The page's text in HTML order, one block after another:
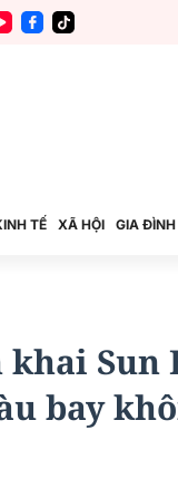
TẾ XÃ HỘI GIA ĐÌNH
bay